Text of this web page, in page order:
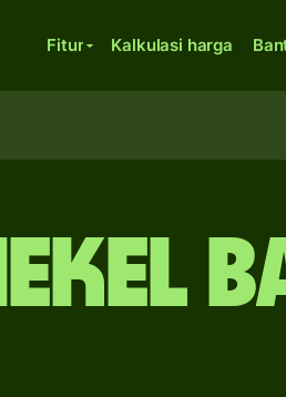
Fitur Kalkulasi harga